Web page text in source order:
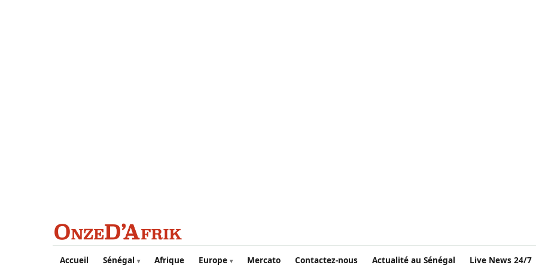
Aller au contenu principal
Accueil Sénégal Afrique Europe Mercato Contactez-nous Actualité au Sénégal Live News 24/7